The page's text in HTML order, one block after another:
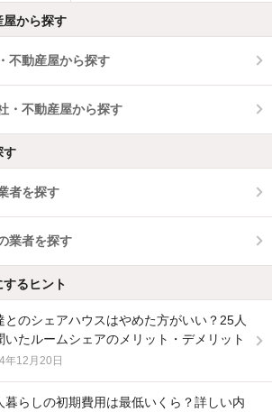
から探す
不動産屋から探す
・不動産屋から探す
す
者を探す
業者を探す
るヒント
とのシェアハウスはやめた方がいい？25人
いたルームシェアのメリット・デメリット
年12月20日
暮らしの初期費用は最低いくら？詳しい内